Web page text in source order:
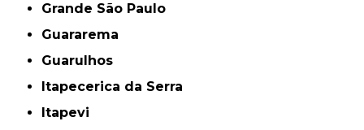
Grande São Paulo
Guararema
Guarulhos
Itapecerica da Serra
Itapevi